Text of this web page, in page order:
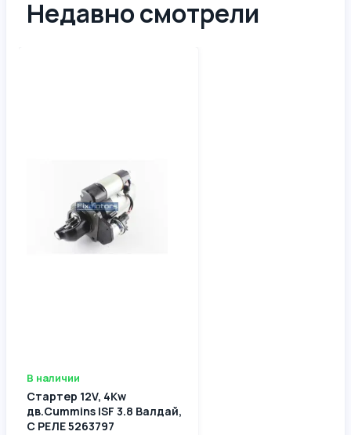
Недавно смотрели
В наличии
Стартер 12V, 4Kw
дв.Cummins ISF 3.8 Валдай,
С РЕЛЕ 5263797